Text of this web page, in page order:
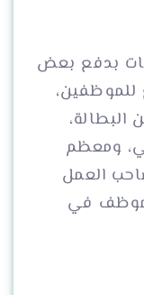
بدفع بعض
للموظفين،
ومعظم
العمل
في